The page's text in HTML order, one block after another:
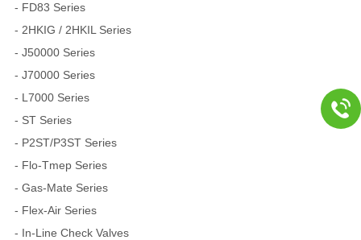
- FD83 Series
- 2HKIG / 2HKIL Series
- J50000 Series
- J70000 Series
- L7000 Series
- ST Series
- P2ST/P3ST Series
- Flo-Tmep Series
- Gas-Mate Series
- Flex-Air Series
- In-Line Check Valves